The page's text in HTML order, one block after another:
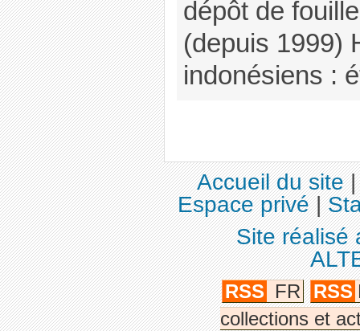
dépôt de
(depuis 1999)
indonésiens :
Accueil du site
Espace privé|
Site réalisé
RSS FR RSS
collections et